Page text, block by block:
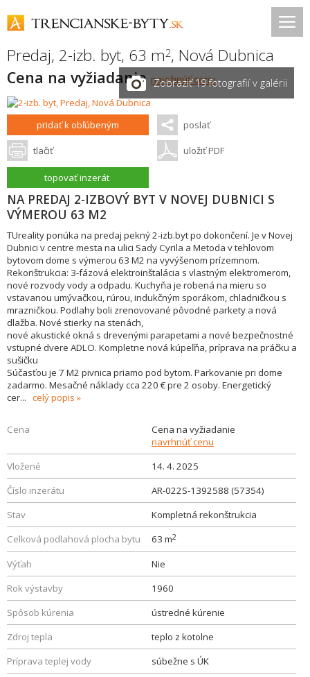
Predaj, 2-izb. byt, 63 m2, Nová Dubnica
Cena na vyžiadanie navrhnúť cenu
Zobraziť 19 fotografií v galérii
pridať k obľúbeným poslať
tlačiť uložiť PDF
topovať inzerát
NA PREDAJ 2-IZBOVÝ BYT V NOVEJ DUBNICI S
VÝMEROU 63 M2
TUreality ponúka na predaj pekný 2-izb.byt po dokončení. Je v Novej
Dubnici v centre mesta na ulici Sady Cyrila a Metoda v tehlovom
bytovom dome s výmerou 63 M2 na vyvýšenom prízemnom.
Rekonštrukcia: 3-fázová elektroinštalácia s vlastným elektromerom,
nové rozvody vody a odpadu. Kuchyňa je robená na mieru so
vstavanou umývačkou, rúrou, indukčným sporákom, chladničkou s
mrazničkou. Podlahy boli zrenovované pôvodné parkety a nová
dlažba. Nové stierky na stenách,
nové akustické okná s drevenými parapetami a nové bezpečnostné
vstupné dvere ADLO. Kompletne nová kúpeľňa, príprava na práčku a
sušičku
Súčasťou je 7 M2 pivnica priamo pod bytom. Parkovanie pri dome
zadarmo. Mesačné náklady cca 220 € pre 2 osoby. Energetický
cer... celý popis
Cena
Cena na vyžiadanie
navrhnúť cenu
Vložené
14. 4. 2025
Číslo inzerátu
AR-022S-1392588 (57354)
Stav
Kompletná rekonštrukcia
Celková podlahová plocha bytu
63 m2
Výťah
Nie
Rok výstavby
1960
Spôsob kúrenia
ústredné kúrenie
Zdroj tepla
teplo z kotolne
Príprava teplej vody
súbežne s ÚK